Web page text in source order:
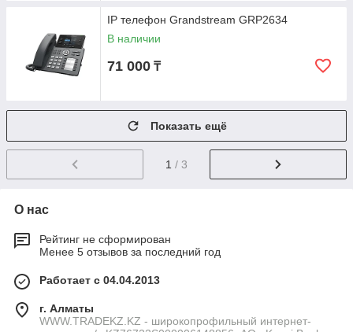
IP телефон Grandstream GRP2634
В наличии
71 000 ₸
Показать ещё
1 / 3
О нас
Рейтинг не сформирован
Менее 5 отзывов за последний год
Работает с 04.04.2013
г. Алматы
WWW.TRADEKZ.KZ - широкопрофильный интернет-